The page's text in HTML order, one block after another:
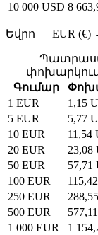
10 000 USD 8
Եվրո — EUR (€)
Գումար
1 EUR
1,15
5 EUR
5,77
10 EUR
11,54
20 EUR
23,08
50 EUR
57,71
100 EUR
250 EUR
500 EUR
1 000 EUR
1